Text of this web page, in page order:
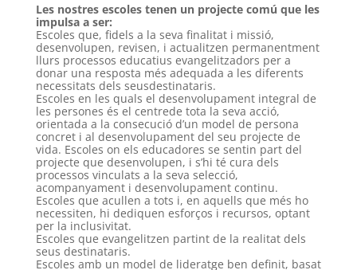
Les nostres escoles tenen un projecte comú que les
impulsa a ser:
Escoles que, fidels a la seva finalitat i missió,
desenvolupen, revisen, i actualitzen permanentment
llurs processos educatius evangelitzadors per a
donar una resposta més adequada a les diferents
necessitats dels seusdestinataris.
Escoles en les quals el desenvolupament integral de
les persones és el centrede tota la seva acció,
orientada a la consecució d’un model de persona
concret i al desenvolupament del seu projecte de
vida. Escoles on els educadores se sentin part del
projecte que desenvolupen, i s’hi té cura dels
processos vinculats a la seva selecció,
acompanyament i desenvolupament continu.
Escoles que acullen a tots i, en aquells que més ho
necessiten, hi dediquen esforços i recursos, optant
per la inclusivitat.
Escoles que evangelitzen partint de la realitat dels
seus destinataris.
Escoles amb un model de lideratge ben definit, basat